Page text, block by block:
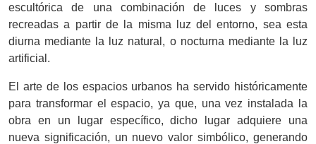
escultórica de una combinación de luces y sombras
recreadas a partir de la misma luz del entorno, sea esta
diurna mediante la luz natural, o nocturna mediante la luz
artificial.
El arte de los espacios urbanos ha servido históricamente
para transformar el espacio, ya que, una vez instalada la
obra en un lugar específico, dicho lugar adquiere una
nueva significación, un nuevo valor simbólico, generando